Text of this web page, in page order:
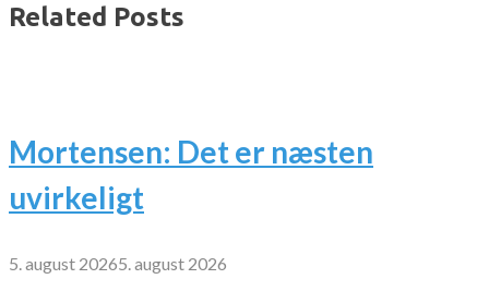
Related Posts
Mortensen: Det er næsten
uvirkeligt
5. august 20265. august 2026